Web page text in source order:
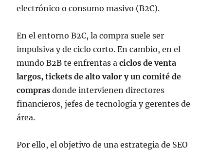
electrónico o consumo masivo (B2C).
En el entorno B2C, la compra suele ser
impulsiva y de ciclo corto. En cambio, en el
mundo B2B te enfrentas aciclos de venta
largos, tickets de alto valor y un comité de
compras donde intervienen directores
financieros, jefes de tecnología y gerentes de
área.
Por ello, el objetivo de una estrategia de SEO